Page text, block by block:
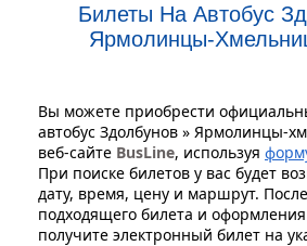
Билеты На Автобус
Ярмолинцы-
Вы можете приобрести
автобус Здолбунов » Ярмолинцы-
веб-сайте BusLine, используя
При поиске билетов у вас будет
дату, время, цену и маршрут.
подходящего билета и
получите электронный билет на